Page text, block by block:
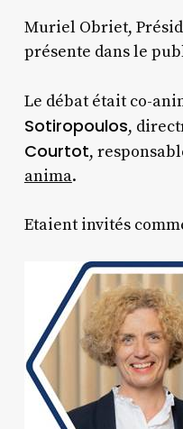
Muriel Obriet,
présente dans le
Le débat était co-
Sotiropoulos,
Courtot,
anima.
Etaient invités